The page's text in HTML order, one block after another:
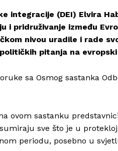
integracije (DEI) Elvira
i pridruživanje između
nivou uradile i rade
pitanja na
sa Osmog sastanka
ovom sastanku
sve što je u
periodu, posebno u